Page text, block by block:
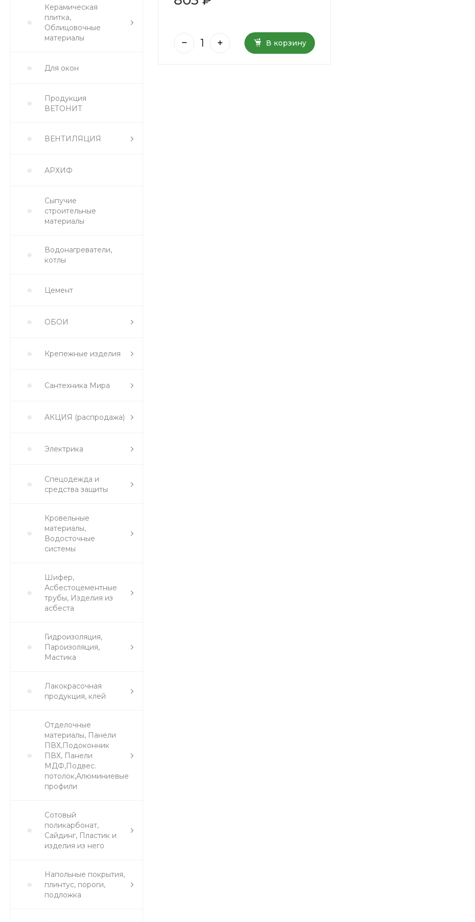
Керамическая
плитка,
Облицовочные
материалы
Для окон
Продукция
ВЕТОНИТ
ВЕНТИЛЯЦИЯ
АРХИФ
Сыпучие
строительные
материалы
Водонагреватели,
котлы
Цемент
ОБОИ
Крепежные изделия
Сантехника Мира
АКЦИЯ (распродажа)
Электрика
Спецодежда и
средства защиты
Кровельные
материалы,
Водосточные
системы
Шифер,
Асбестоцементные
трубы, Изделия из
асбеста
Гидроизоляция,
Пароизоляция,
Мастика
Лакокрасочная
продукция, клей
Отделочные
материалы, Панели
ПВХ,Подоконник
ПВХ, Панели
МДФ,Подвес.
потолок,Алюминиевые
профили
Сотовый
поликарбонат,
Сайдинг, Пластик и
изделия из него
Напольные покрытия,
плинтус, пороги,
подложка
В корзину